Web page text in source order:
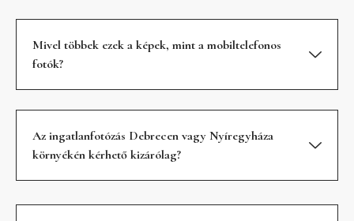
Mivel többek ezek a képek, mint a mobiltelefonos
fotók?
Az ingatlanfotózás Debrecen vagy Nyíregyháza
környékén kérhető kizárólag?